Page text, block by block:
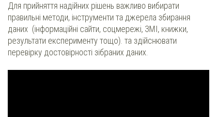
Для прийняття надійних рішень важливо вибирати
правильні методи, інструменти та джерела збирання
даних (інформаційні сайти, соцмережі, ЗМІ, книжки,
результати експерименту тощо). та здійснювати
перевірку достовірності зібраних даних.